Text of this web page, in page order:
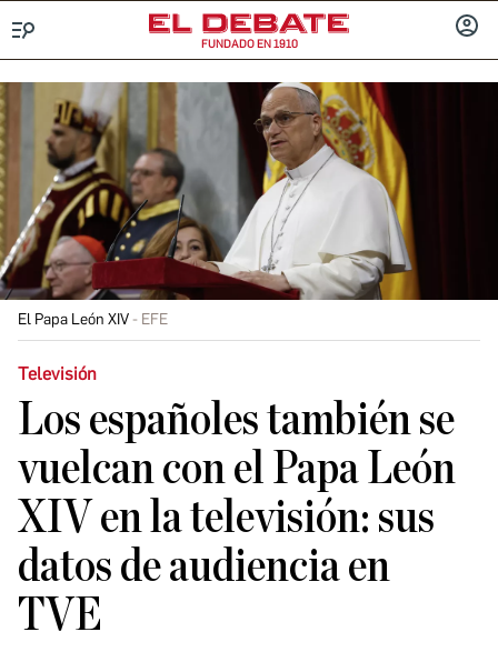
FUNDADO EN 1910
El Papa León XIV EFE
Televisión
Los españoles también se
vuelcan con el Papa León
XIV en la televisión: sus
datos de audiencia en
TVE